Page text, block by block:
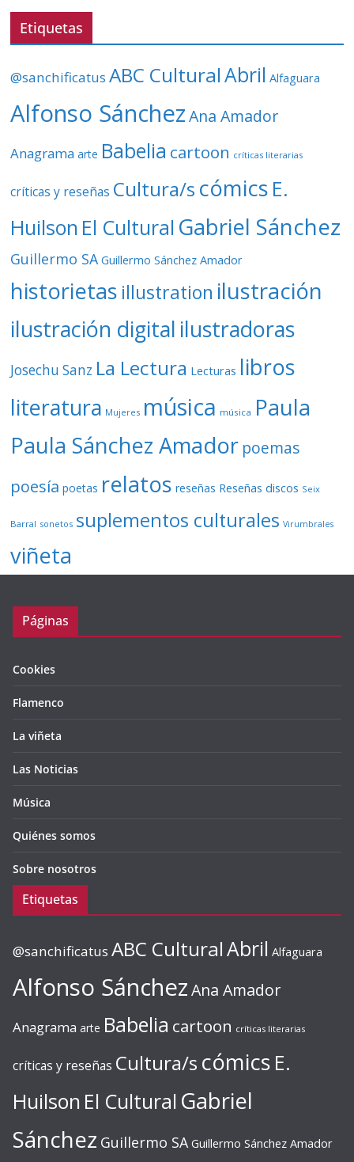
í
e
Etiquetas
@sanchificatus ABC CulturalAbril Alfaguara
Alfonso Sánchez Ana Amador
Anagrama arte Babelia cartoon críticas literarias
críticas y reseñas Cultura/s cómics E.
Huilson El Cultural Gabriel Sánchez
Guillermo SA Guillermo Sánchez Amador
historietas illustration ilustración
ilustración digital ilustradoras
Josechu Sanz La Lectura Lecturas libros
literatura Mujeres música música Paula
Paula Sánchez Amador poemas
poesía poetas relatos reseñas Reseñas discos Seix
Barral sonetos suplementos culturales Virumbrales
viñeta
Páginas
Cookies
Flamenco
La viñeta
Las Noticias
Música
Quiénes somos
Sobre nosotros
Etiquetas
@sanchificatus ABC CulturalAbril Alfaguara
Alfonso SánchezAna Amador
Anagrama arte Babelia cartoon críticas literarias
críticas y reseñas Cultura/s cómics E.
Huilson El Cultural Gabriel
Sánchez Guillermo SA Guillermo Sánchez Amador